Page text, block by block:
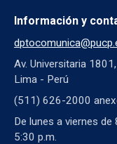
Información y
Av. Universitaria
Lima - Perú
(511) 626-2000
De lunes a viernes
5:30 p.m.